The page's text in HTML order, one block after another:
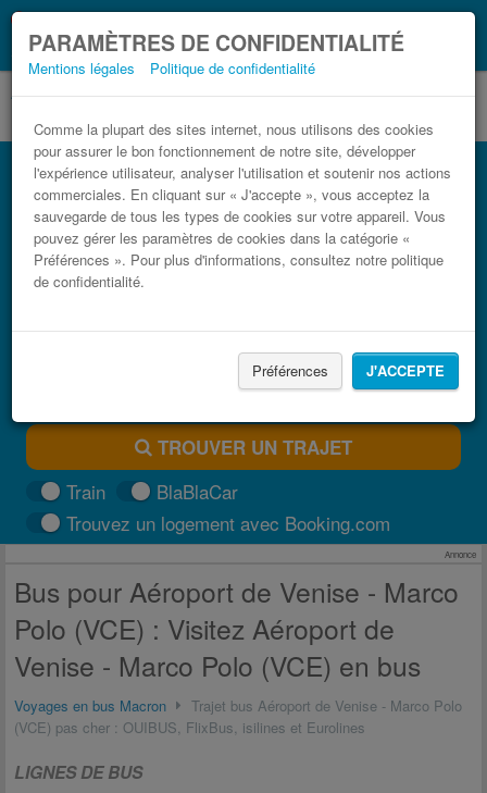
PARAMÈTRES DE CONFIDENTIALITÉ
Mentions légales Politique de confidentialité
Comme la plupart des sites internet, nous utilisons des cookies
pour assurer le bon fonctionnement de notre site, développer
l'expérience utilisateur, analyser l'utilisation et soutenir nos actions
commerciales. En cliquant sur « J'accepte », vous acceptez la
sauvegarde de tous les types de cookies sur votre appareil. Vous
pouvez gérer les paramètres de cookies dans la catégorie «
Préférences ». Pour plus d'informations, consultez notre politique
de confidentialité.
Préférences J'ACCEPTE
Coronavirus (COVID-19):Ce que vous devez
savoir, lorsque vous voyagez
Bus Aéroport de Venise - Marco Polo
(VCE) pas cher
Trouvez votre billet de bus moins cher
TROUVER UN TRAJET
Train
BlaBlaCar
Trouvez un logement avec Booking.com
Annonce
Bus pour Aéroport de Venise - Marco
Polo (VCE) : Visitez Aéroport de
Venise - Marco Polo (VCE) en bus
Voyages en bus Macron
Trajet bus Aéroport de Venise - Marco Polo
(VCE) pas cher : OUIBUS, FlixBus, isilines et Eurolines
LIGNES DE BUS